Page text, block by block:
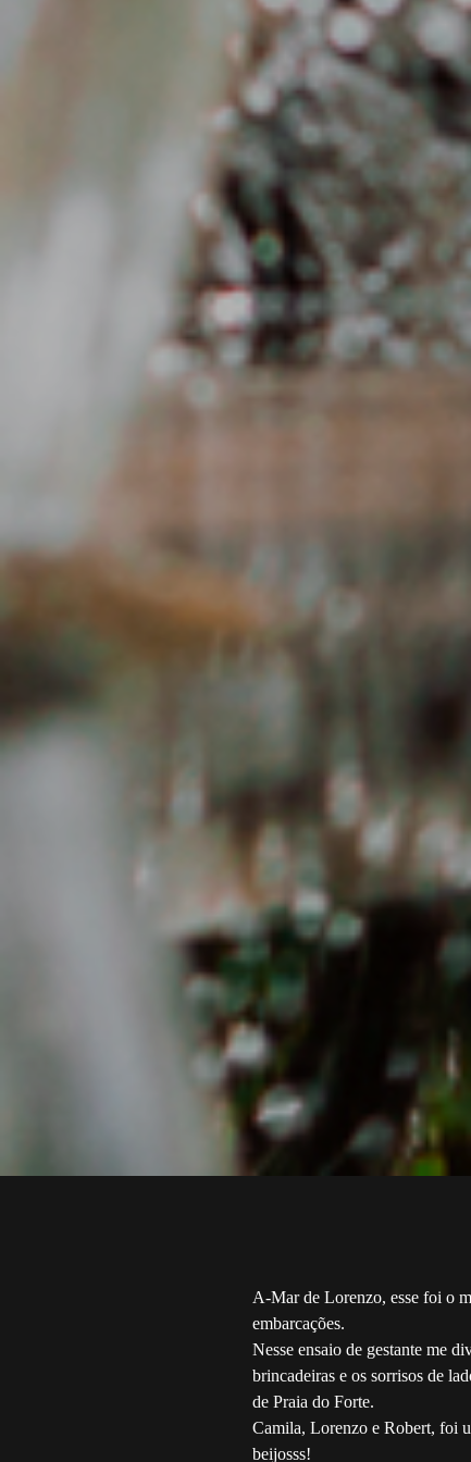
A-Mar de Lorenzo, esse foi o
embarcações.
Nesse ensaio de gestante me
brincadeiras e os sorrisos de
de Praia do Forte.
Camila, Lorenzo e Robert, foi
beijosss!